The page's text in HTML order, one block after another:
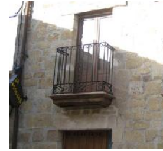
GALERÍA
DE
IMÁGENES